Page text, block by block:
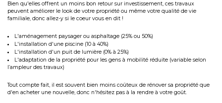
Bien qu'elles offrent un moins bon retour sur investissement, ces travaux
peuvent améliorer le look de votre propriété ou même votre qualité de vie
familiale, donc allez-y si le coeur vous en dit !
L'aménagement paysager ou asphaltage (25% ou 50%)
L'installation d'une piscine (10 à 40%)
L'installation d'un puit de lumière (0% à 25%)
L'adaptation de la propriété pour les gens à mobilité réduite (variable selon
l’ampleur des travaux)
Tout compte fait, il est souvent bien moins coûteux de rénover sa propriété que
d'en acheter une nouvelle, donc n'hésitez pas à la rendre à votre goût.